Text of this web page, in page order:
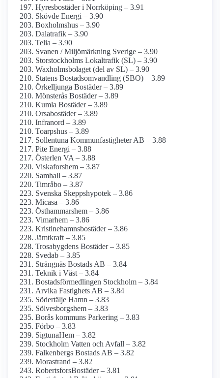
Hyresbostäder i Norrköping – 3.91
Skövde Energi – 3.90
Boxholmshus – 3.90
Dalatrafik – 3.90
Telia – 3.90
Svanen / Miljömärkning Sverige – 3.90
Storstockholms Lokaltrafik (SL) – 3.90
Waxholms­bolaget (del av SL) – 3.90
Statens Bostads­omvandling (SBO) – 3.89
Örkelljunga Bostäder – 3.89
Mönsterås Bostäder – 3.89
Kumla Bostäder – 3.89
Orsabostäder – 3.89
Infranord – 3.89
Toarpshus – 3.89
Sollentuna Kommunfastigheter AB – 3.88
Pite Energi – 3.88
Österlen VA – 3.88
Viskafors­hem – 3.87
Samhall – 3.87
Timråbo – 3.87
Svenska Skepps­hypotek – 3.86
Micasa – 3.86
Östhammarshem – 3.86
Vimarhem – 3.86
Kristinehamnsbostäder – 3.86
Jämtkraft – 3.85
Trosabygdens Bostäder – 3.85
Svedab – 3.85
Strängnäs Bostads AB – 3.84
Teknik i Väst – 3.84
Bostadsförmedlingen Stockholm – 3.84
Arvika Fastighets AB – 3.84
Södertälje Hamn – 3.83
Sölvesborgshem – 3.83
Borås kommuns Parkering – 3.83
Förbo – 3.83
SigtunaHem – 3.82
Stockholm Vatten och Avfall – 3.82
Falkenbergs Bostads AB – 3.82
Morastrand – 3.82
RobertsforsBostäder – 3.81